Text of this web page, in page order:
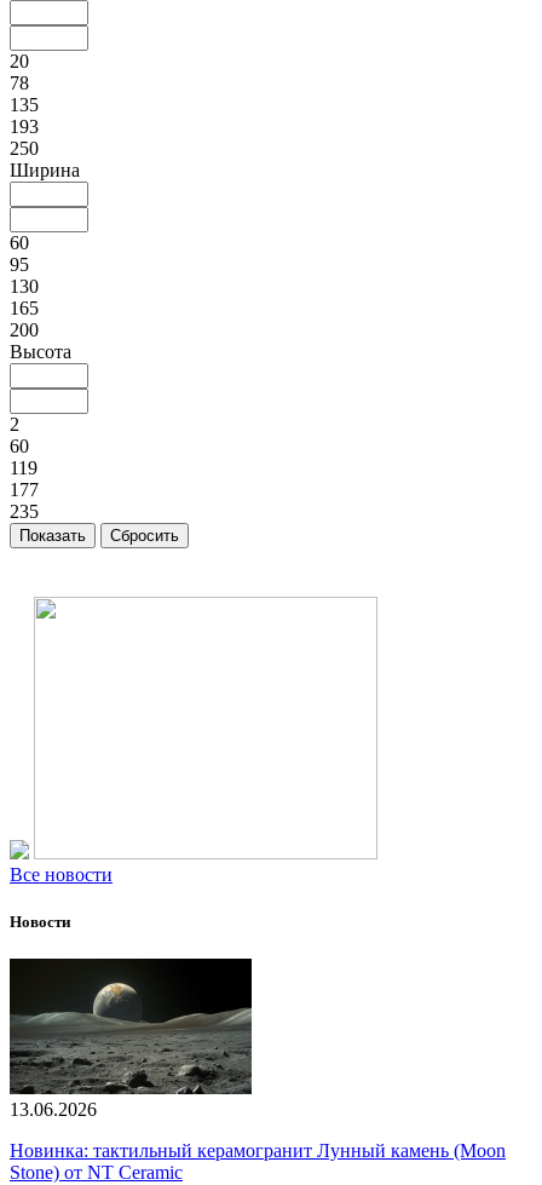
20
78
135
193
250
Ширина
60
95
130
165
200
Высота
2
60
119
177
235
Все новости
Новости
13.06.2026
Новинка: тактильный керамогранит Лунный камень (Moon
Stone) от NT Ceramic